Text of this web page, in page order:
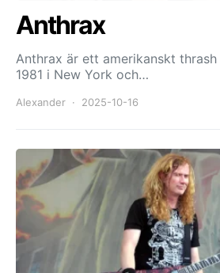
Anthrax
Anthrax är ett amerikanskt
1981 i New York och…
Alexander 2025-10-16